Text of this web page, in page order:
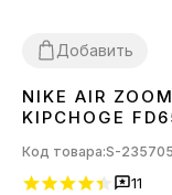
Добавить
4041 4243 4445
NIKE AIR
KIPCHOGE
Код товара:S-
11